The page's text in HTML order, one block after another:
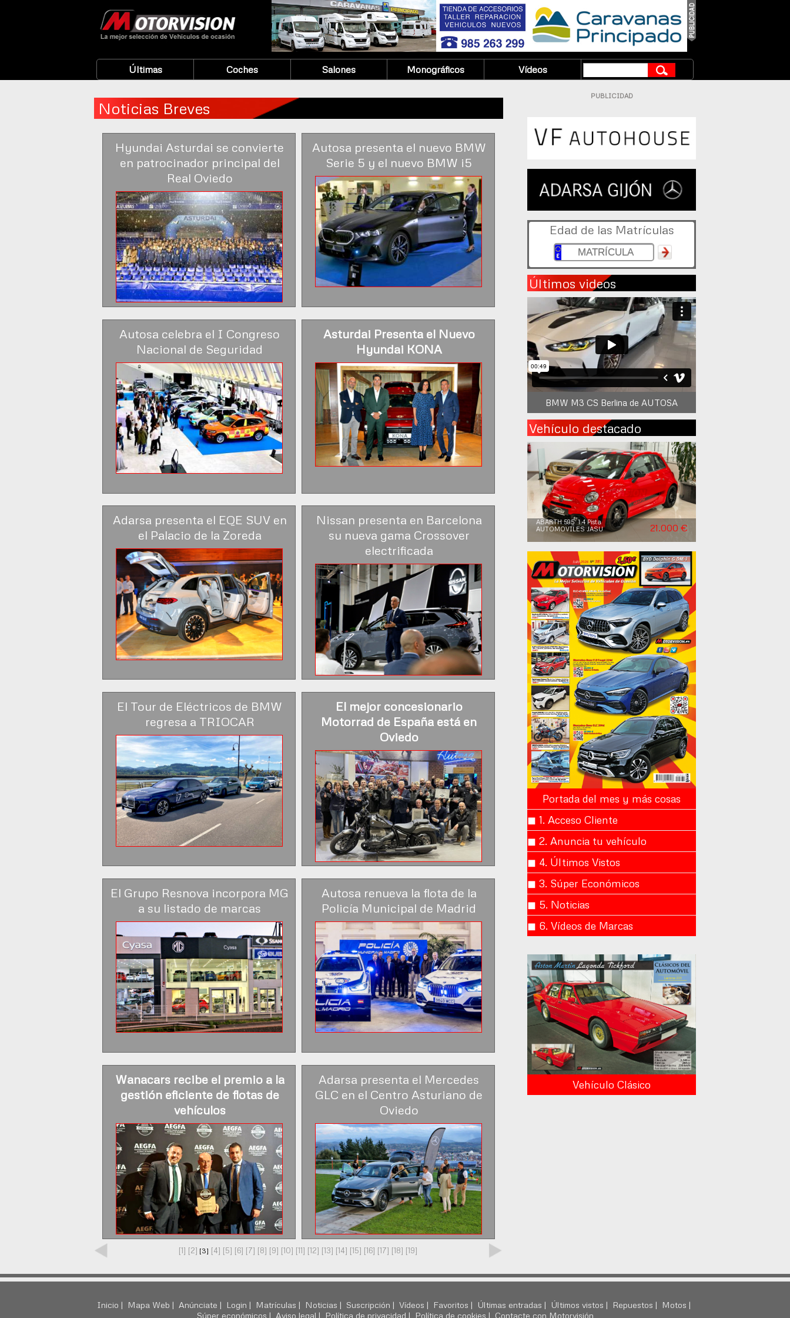
Últimas Coches Salones Monográficos Vídeos
Noticias Breves
Hyundai Asturdai se convierte
en patrocinador principal del
Real Oviedo
Autosa presenta el nuevo BMW
Serie 5 y el nuevo BMW i5
Autosa celebra el I Congreso
Nacional de Seguridad
Asturdai Presenta el Nuevo
Hyundai KONA
Adarsa presenta el EQE SUV en
el Palacio de la Zoreda
Nissan presenta en Barcelona
su nueva gama Crossover
electrificada
El Tour de Eléctricos de BMW
regresa a TRIOCAR
El mejor concesionario
Motorrad de España está en
Oviedo
El Grupo Resnova incorpora MG
a su listado de marcas
Autosa renueva la flota de la
Policía Municipal de Madrid
Wanacars recibe el premio a la
gestión eficiente de flotas de
vehículos
Adarsa presenta el Mercedes
GLC en el Centro Asturiano de
Oviedo
[1] [2] [3] [4] [5] [6] [7] [8] [9] [10] [11] [12] [13] [14] [15] [16] [17] [18] [19]
PUBLICIDAD
Edad de las Matrículas
Últimos videos
BMW M3 CS Berlina de AUTOSA
Vehículo destacado
ABARTH 595 1.4 Pista
AUTOMOVILES JASU
21.000 €
Portada del mes y más cosas
◼︎ 1. Acceso Cliente
◼︎ 2. Anuncia tu vehículo
◼︎ 4. Últimos Vistos
◼︎ 3. Súper Económicos
◼︎ 5. Noticias
◼︎ 6. Vídeos de Marcas
Vehículo Clásico
Inicio | Mapa Web | Anúnciate | Login | Matrículas | Noticias | Suscripción | Vídeos | Favoritos | Últimas entradas | Últimos vistos | Repuestos |
Motos |
Súper económicos | Aviso legal | Política de privacidad | Política de cookies | Contacte con Motorvisión